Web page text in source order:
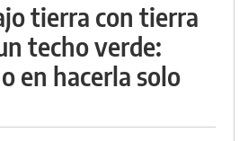
tierra con tierra
techo verde:
en hacerla solo